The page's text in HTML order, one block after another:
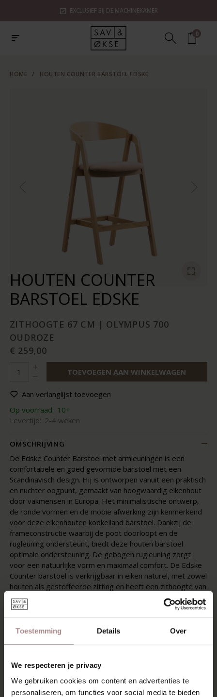
Toestemming Details Over
We respecteren je privacy
We gebruiken cookies om content en advertenties te
personaliseren, om functies voor social media te bieden
EXCLUSIEF BIJ DE MACHINEKAMER
0
HOME / HOUTEN COUNTER BARSTOEL EDSKE
HOUTEN COUNTER
BARSTOEL EDSKE
ZITHOOGTE 67 CM | OLYMPUS 700
OUDROZE
€ 259,00
TOEVOEGEN AAN WINKELWAGEN
Aan verlanglijst toevoegen
Op voorraad: 10+
Levertijd: 2-4 weken
OMSCHRIJVING
De Edske Counter Barstoel met armleuningen is een
comfortabele en goed gevormde barstoel met een
Scandinavisch design. Hij is ontworpen vanuit een praktisch
en nuchter oogpunt, gemaakt van hoogwaardig eikenhout
door vakmensen in Europa. Het minimalistische ontwerp,
de ronde vormen en de mooie afwerking zijn kenmerkend
voor deze eikenhouten kookeiland barstoel. Dankzij de
frameconstructie waarbij de poot doorloopt en de
rugleuning ondersteunt, biedt deze houten barstoel
optimale ondersteuning. De gebogen rugleuning zorgt
voor een natuurlijke vorm en maximaal comfort. De Edske
Counter barstoel is verkrijgbaar in eiken naturel, met zowel
houten als gestoffeerde zitting en heeft een zithoogte van
65 cm, ideaal voor gebruik aan een kookeiland.
De gestoffeerde zitting van de Edske counter barstoel is
beschikbaar in verschillende soorten en kleuren stof. De
houten barstoel wordt standaard geleverd met Comeback
en Olympus stof, maar er zijn ook vele andere stoffen
Kvadrat, De Ploeg, Bute en Silvera. In onze showrooms
kun je de stoffen bekijken en advies krijgen van onze
medewerkers.